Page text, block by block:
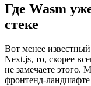
Где Wasm
стеке
Вот менее
Next.js, то, скорее
не замечаете этого.
фронтенд-